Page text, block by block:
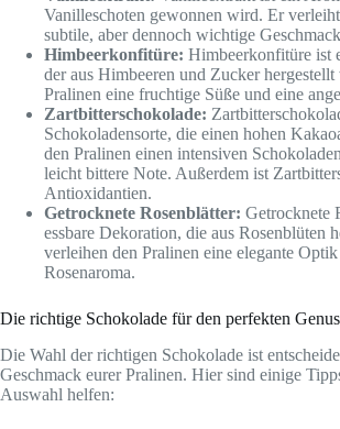
Vanilleschoten gewonnen wird. Er
subtile, aber dennoch wichtige
Himbeerkonfitüre: Himbeerkonfitüre ist
der aus Himbeeren und Zucker
Pralinen eine fruchtige Süße und eine
Zartbitterschokolade:
Schokoladensorte, die einen hohen
den Pralinen einen intensiven
leicht bittere Note. Außerdem ist
Antioxidantien.
Getrocknete Rosenblätter: Getrocknete
essbare Dekoration, die aus Rosenblüten
verleihen den Pralinen eine elegante
Rosenaroma.
Die richtige Schokolade für den perfekten
Die Wahl der richtigen Schokolade ist
Geschmack eurer Pralinen. Hier sind einige
Auswahl helfen: